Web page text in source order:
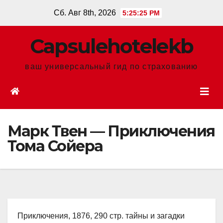
Сб. Авг 8th, 2026 5:25:26 PM
Сapsulehotelekb
ваш универсальный гид по страхованию
Марк Твен — Приключения
Тома Сойера
Приключения, 1876, 290 стр. тайны и загадки